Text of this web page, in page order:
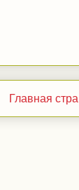
Главная